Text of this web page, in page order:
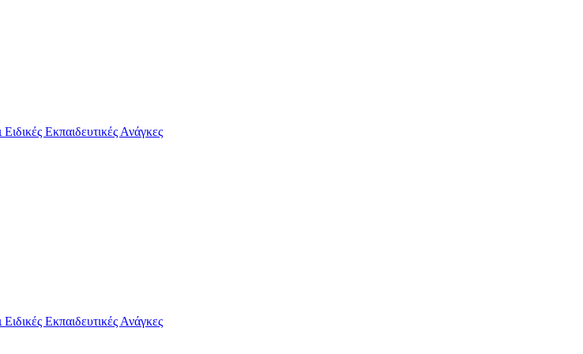
Εκπαιδευτικές Ανάγκες
Εκπαιδευτικές Ανάγκες